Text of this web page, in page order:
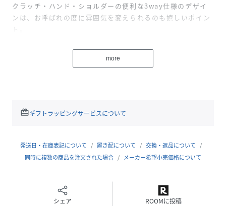
クラッチ・ハンド・ショルダーの便利な3way仕様のデザイ
ンは、お呼ばれの度に雰囲気を変えられるのも嬉しいポイン
品番
MM3124_50144
(50144-SV-F MM3124 )
more
redeemギフトラッピングサービスについて
発送日・在庫表記について 置き配について
交換・返品について
同時に複数の商品を注文された場合
メーカー希望小売価格について
シェア ROOMに投稿